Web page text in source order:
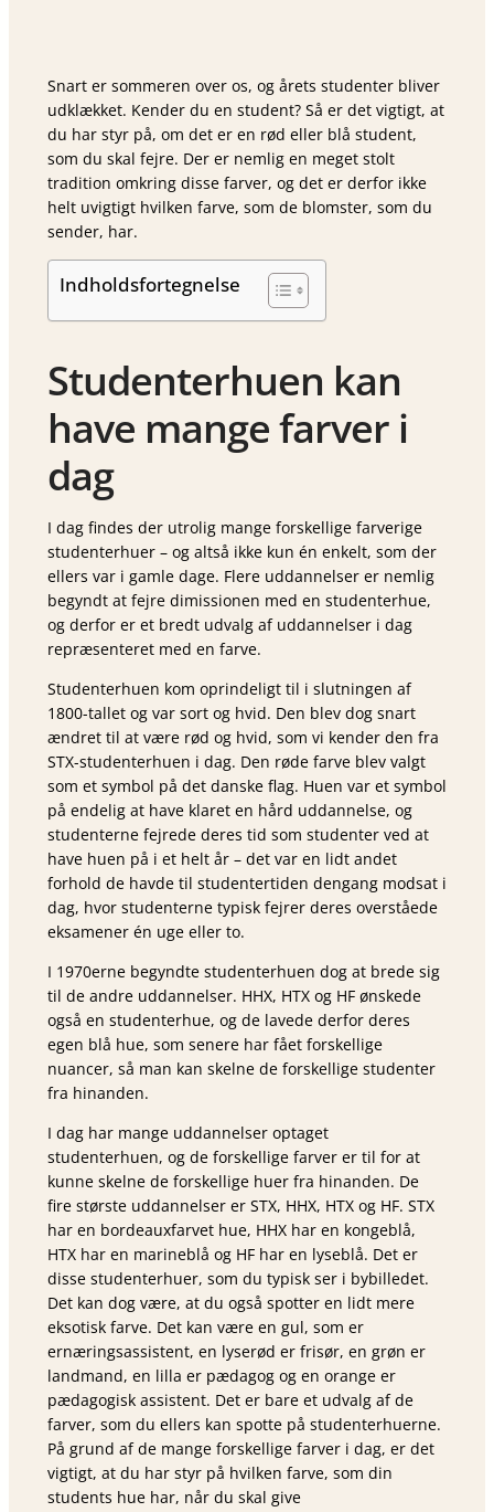
Snart er sommeren over os, og årets studenter bliver
udklækket. Kender du en student? Så er det vigtigt, at
du har styr på, om det er en rød eller blå student,
som du skal fejre. Der er nemlig en meget stolt
tradition omkring disse farver, og det er derfor ikke
helt uvigtigt hvilken farve, som de blomster, som du
sender, har.
Indholdsfortegnelse
Studenterhuen kan
have mange farver i
dag
I dag findes der utrolig mange forskellige farverige
studenterhuer – og altså ikke kun én enkelt, som der
ellers var i gamle dage. Flere uddannelser er nemlig
begyndt at fejre dimissionen med en studenterhue,
og derfor er et bredt udvalg af uddannelser i dag
repræsenteret med en farve.
Studenterhuen kom oprindeligt til i slutningen af
1800-tallet og var sort og hvid. Den blev dog snart
ændret til at være rød og hvid, som vi kender den fra
STX-studenterhuen i dag. Den røde farve blev valgt
som et symbol på det danske flag. Huen var et symbol
på endelig at have klaret en hård uddannelse, og
studenterne fejrede deres tid som studenter ved at
have huen på i et helt år – det var en lidt andet
forhold de havde til studentertiden dengang modsat i
dag, hvor studenterne typisk fejrer deres overståede
eksamener én uge eller to.
I 1970erne begyndte studenterhuen dog at brede sig
til de andre uddannelser. HHX, HTX og HF ønskede
også en studenterhue, og de lavede derfor deres
egen blå hue, som senere har fået forskellige
nuancer, så man kan skelne de forskellige studenter
fra hinanden.
I dag har mange uddannelser optaget
studenterhuen, og de forskellige farver er til for at
kunne skelne de forskellige huer fra hinanden. De
fire største uddannelser er STX, HHX, HTX og HF. STX
har en bordeauxfarvet hue, HHX har en kongeblå,
HTX har en marineblå og HF har en lyseblå. Det er
disse studenterhuer, som du typisk ser i bybilledet.
Det kan dog være, at du også spotter en lidt mere
eksotisk farve. Det kan være en gul, som er
ernæringsassistent, en lyserød er frisør, en grøn er
landmand, en lilla er pædagog og en orange er
pædagogisk assistent. Det er bare et udvalg af de
farver, som du ellers kan spotte på studenterhuerne.
På grund af de mange forskellige farver i dag, er det
vigtigt, at du har styr på hvilken farve, som din
students hue har, når du skal give